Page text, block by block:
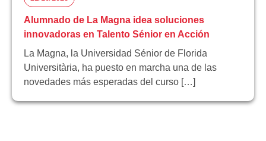
Alumnado de La Magna idea soluciones
innovadoras en Talento Sénior en Acción
La Magna, la Universidad Sénior de Florida
Universitària, ha puesto en marcha una de las
novedades más esperadas del curso […]